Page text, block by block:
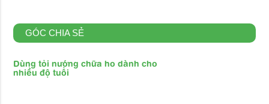
GÓC CHIA SẺ
Dùng tỏi nướng chữa ho dành cho
nhiều độ tuổi